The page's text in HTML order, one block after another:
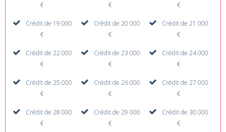
€
€
€
Crédit de 19 000
€
Crédit de 20 000
€
Crédit de 21 000
€
Crédit de 22 000
€
Crédit de 23 000
€
Crédit de 24 000
€
Crédit de 25 000
€
Crédit de 26 000
€
Crédit de 27 000
€
Crédit de 28 000
€
Crédit de 29 000
€
Crédit de 30 000
€